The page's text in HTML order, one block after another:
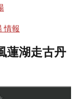
情報
蓮湖走古丹